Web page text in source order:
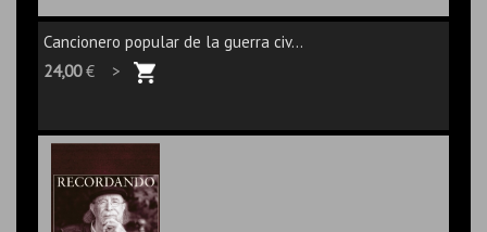
Cancionero popular de la guerra civ...
24,00€ >